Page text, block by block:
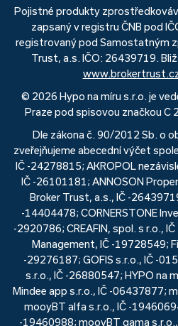
Pojistné produkty
zapsaný v registru ČNB pod
registrovaný pod Samostatným
Trust, a.s. IČO: 26439719.
© 2026 Hypo na míru s.r.o. je
Praze pod spisovou značkou C
Dle zákona č. 90/2012 Sb. o
zveřejňujeme abecední výčet
IČ -24278815; AKROPOL
IČ -26101181; ANNOSON
Broker Trust, a.s., IČ -
-14404478; CORNERSTONE
-2920786; CREAFIN, spol. s r.o.,
Management, IČ -19728549;
-29276187; GOFIS s.r.o., IČ -
s.r.o., IČ -26880547; HYPO na
Mindee app s.r.o., IČ -06437877;
mooyBT alfa s.r.o., IČ -
-19460988; mooyBT gama